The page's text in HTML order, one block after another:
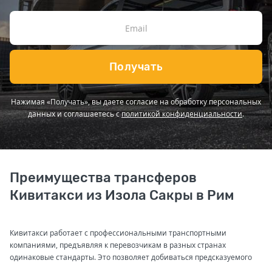
Получать
Нажимая «Получать», вы даете согласие на обработку персональных
данных и соглашаетесь сполитикой конфиденциальности.
Преимущества трансферов
Кивитакси из Изола Сакры в Рим
Кивитакси работает с профессиональными транспортными
компаниями, предъявляя к перевозчикам в разных странах
одинаковые стандарты. Это позволяет добиваться предсказуемого